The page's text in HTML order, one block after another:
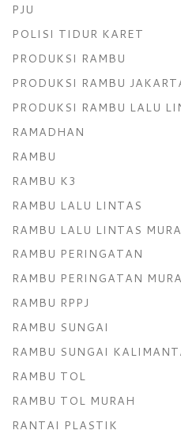
PJU
POLISI TIDUR KARET
PRODUKSI RAMBU
PRODUKSI RAMBU
PRODUKSI RAMBU LALU
RAMADHAN
RAMBU
RAMBU K3
RAMBU LALU LINTAS
RAMBU LALU LINTAS
RAMBU PERINGATAN
RAMBU PERINGATAN
RAMBU RPPJ
RAMBU SUNGAI
RAMBU SUNGAI
RAMBU TOL
RAMBU TOL MURAH
RANTAI PLASTIK